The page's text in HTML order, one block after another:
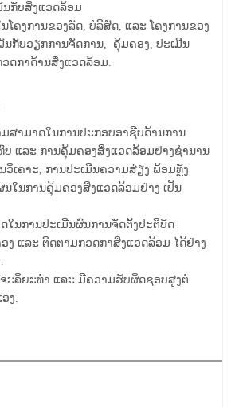
ນກັບສິ່ງແວດລ້ອມ
ໂຄງການຂອງລັດ, ບໍລິສັດ, ແລະ ໂຄງການຂອງ
ນກັບວຽກການຈັດການ, ຄຸ້ມຄອງ, ປະເມີນ
ດກາດ້ານສິ່ງແວດລ້ອມ.
ສາມາດໃນການປະກອບອາຊີບດ້ານການ
ບ ແລະ ການຄຸ້ມຄອງສິ່ງແວດລ້ອມຢ່າງຊຳນານ
ວິເຄາະ, ການປະເມີນຄວາມສ່ຽງ ພ້ອມທຼັງ
ນໃນການຄຸ້ມຄອງສິ່ງແວດລ້ອມຢ່າງ ເປັນ
ໃນການປະເມີນຜົນການຈັດຕັ້ງປະຕິບັດ
ງ ແລະ ຕິດຕາມກວດກາສິ່ງແວດລ້ອມ ໄດ້ຢ່າງ
ະລິຍະທຳ ແລະ ມີຄວາມຮັບຜິດຊອບສູງຕໍ່
ງ.